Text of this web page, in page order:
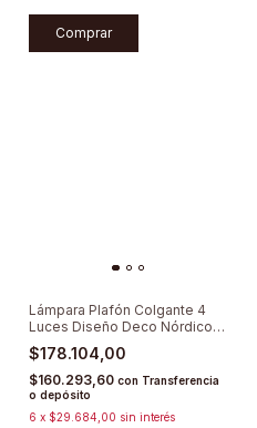
Comprar
Lámpara Plafón Colgante 4
Luces Diseño Deco Nórdico
Moderno
$178.104,00
$160.293,60 con Transferencia
o depósito
6 x $29.684,00 sin interés